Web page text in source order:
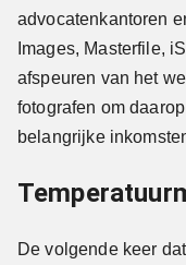
advocatenkantoren
Images, Masterfile,
afspeuren van het
fotografen om
belangrijke
De volgende keer